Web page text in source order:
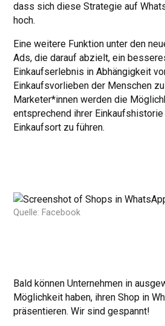
dass sich diese Strategie auf
hoch.
Eine weitere Funktion unter den
Ads, die darauf abzielt, ein
Einkaufserlebnis in Abhängigkeit
Einkaufsvorlieben der Menschen
Marketer*innen werden die
entsprechend ihrer
Einkaufsort zu führen.
Quelle: Facebook
Bald können Unternehmen in
Möglichkeit haben, ihren Shop in
präsentieren. Wir sind gespannt!